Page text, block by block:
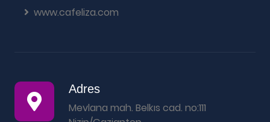
www.cafeliza.com
Adres
Mevlana mah. Belkıs cad. no:111